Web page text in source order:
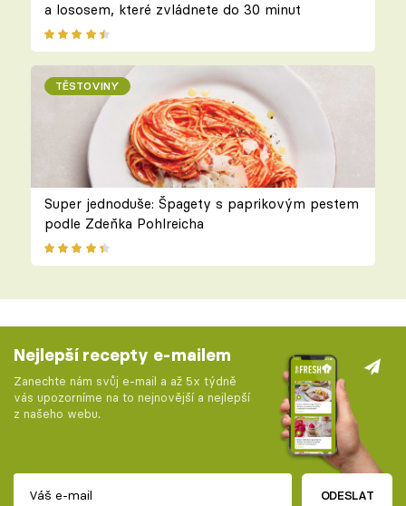
a lososem, které zvládnete do 30 minut
TĚSTOVINY
Super jednoduše: Špagety s paprikovým pestem
podle Zdeňka Pohlreicha
Nejlepší recepty e-mailem
Zanechte nám svůj e-mail a až 5x týdně
vás upozorníme na to nejnovější a nejlepší
z našeho webu.
ODESLAT